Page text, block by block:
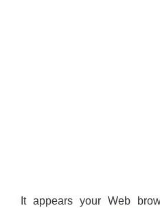
It appears your Web